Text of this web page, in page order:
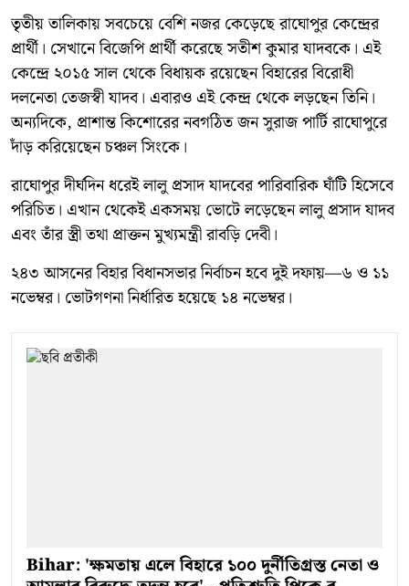
তৃতীয় তালিকায় সবচেয়ে বেশি নজর কেড়েছে রাঘোপুর কেন্দ্রের
প্রার্থী। সেখানে বিজেপি প্রার্থী করেছে সতীশ কুমার যাদবকে। এই
কেন্দ্রে ২০১৫ সাল থেকে বিধায়ক রয়েছেন বিহারের বিরোধী
দলনেতা তেজস্বী যাদব। এবারও এই কেন্দ্র থেকে লড়ছেন তিনি।
অন্যদিকে, প্রাশান্ত কিশোরের নবগঠিত জন সুরাজ পার্টি রাঘোপুরে
দাঁড় করিয়েছেন চঞ্চল সিংকে।
রাঘোপুর দীর্ঘদিন ধরেই লালু প্রসাদ যাদবের পারিবারিক ঘাঁটি হিসেবে
পরিচিত। এখান থেকেই একসময় ভোটে লড়েছেন লালু প্রসাদ যাদব
এবং তাঁর স্ত্রী তথা প্রাক্তন মুখ্যমন্ত্রী রাবড়ি দেবী।
২৪৩ আসনের বিহার বিধানসভার নির্বাচন হবে দুই দফায়—৬ ও ১১
নভেম্বর। ভোটগণনা নির্ধারিত হয়েছে ১৪ নভেম্বর।
Bihar: 'ক্ষমতায় এলে বিহারে ১০০ দুর্নীতিগ্রস্ত নেতা ও